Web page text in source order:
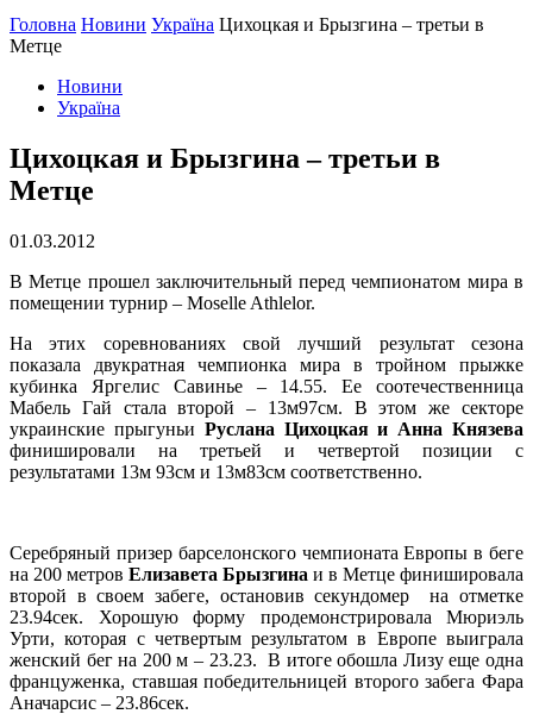
Головна Новини Україна Цихоцкая и Брызгина – третьи в
Метце
Новини
Україна
Цихоцкая и Брызгина – третьи в
Метце
01.03.2012
В Метце прошел заключительный перед чемпионатом мира в
помещении турнир – Moselle Athlelor.
На этих соревнованиях свой лучший результат сезона
показала двукратная чемпионка мира в тройном прыжке
кубинка Яргелис Савинье – 14.55. Ее соотечественница
Мабель Гай стала второй – 13м97см. В этом же секторе
украинские прыгуньи Руслана Цихоцкая и Анна Князева
финишировали на третьей и четвертой позиции с
результатами 13м 93см и 13м83см соответственно.
Серебряный призер барселонского чемпионата Европы в беге
на 200 метров Елизавета Брызгина и в Метце финишировала
второй в своем забеге, остановив секундомер на отметке
23.94сек. Хорошую форму продемонстрировала Мюриэль
Урти, которая с четвертым результатом в Европе выиграла
женский бег на 200 м – 23.23. В итоге обошла Лизу еще одна
француженка, ставшая победительницей второго забега Фара
Аначарсис – 23.86сек.